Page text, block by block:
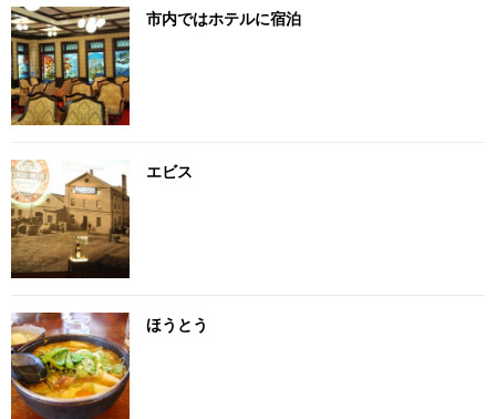
市内ではホテルに宿泊
エビス
ほうとう